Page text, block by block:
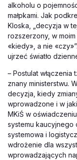
alkoholu o
małpkami. Jak
Kloska, „decyzja w
rozszerzony, w
«kiedy», a nie
ujrzeć światło
– Postulat włączenia
znany ministerstwu.
decyzja, kiedy
wprowadzone i w
MKiŚ w
systemu kaucyjnego
systemowa i
wdrożenie dla
wprowadzających